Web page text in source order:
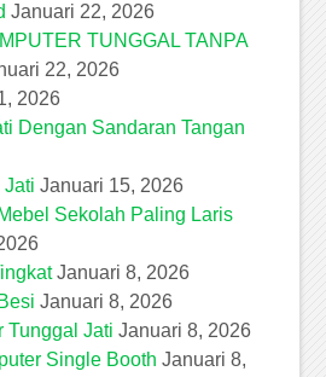
Januari 22, 2026
TUNGGAL TANPA
22, 2026
2026
Dengan Sandaran Tangan
Jati Januari 15, 2026
Sekolah Paling Laris
Januari 8, 2026
Januari 8, 2026
Tunggal Jati Januari 8, 2026
Single Booth Januari 8,